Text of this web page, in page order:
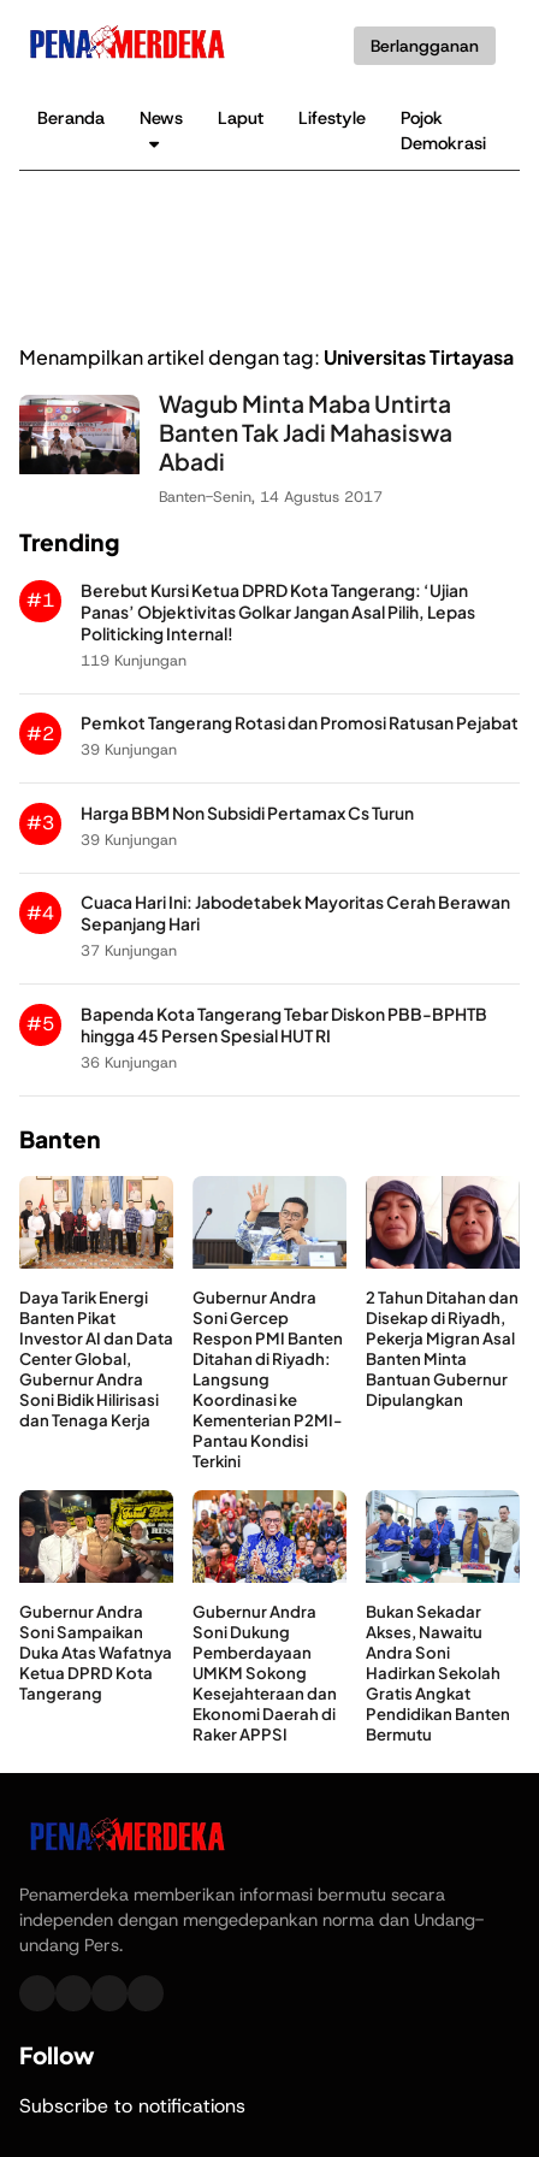
Berlangganan
Beranda News Laput Lifestyle
Pojok
Demokrasi
Menampilkan artikel dengan tag: Universitas Tirtayasa
Wagub Minta Maba Untirta
Banten Tak Jadi Mahasiswa
Abadi
Banten-Senin, 14 Agustus 2017
Trending
#1
Berebut Kursi Ketua DPRD Kota Tangerang: ‘Ujian
Panas’ Objektivitas Golkar Jangan Asal Pilih, Lepas
Politicking Internal!
119 Kunjungan
#2
Pemkot Tangerang Rotasi dan Promosi Ratusan Pejabat
39 Kunjungan
#3
Harga BBM Non Subsidi Pertamax Cs Turun
39 Kunjungan
#4
Cuaca Hari Ini: Jabodetabek Mayoritas Cerah Berawan
Sepanjang Hari
37 Kunjungan
#5
Bapenda Kota Tangerang Tebar Diskon PBB-BPHTB
hingga 45 Persen Spesial HUT RI
36 Kunjungan
Banten
Daya Tarik Energi
Banten Pikat
Investor AI dan Data
Center Global,
Gubernur Andra
Soni Bidik Hilirisasi
dan Tenaga Kerja
Gubernur Andra
Soni Gercep
Respon PMI Banten
Ditahan di Riyadh:
Langsung
Koordinasi ke
Kementerian P2MI-
Pantau Kondisi
Terkini
2 Tahun Ditahan dan
Disekap di Riyadh,
Pekerja Migran Asal
Banten Minta
Bantuan Gubernur
Dipulangkan
Gubernur Andra
Soni Sampaikan
Duka Atas Wafatnya
Ketua DPRD Kota
Tangerang
Gubernur Andra
Soni Dukung
Pemberdayaan
UMKM Sokong
Kesejahteraan dan
Ekonomi Daerah di
Raker APPSI
Bukan Sekadar
Akses, Nawaitu
Andra Soni
Hadirkan Sekolah
Gratis Angkat
Pendidikan Banten
Bermutu
Penamerdeka memberikan informasi bermutu secara
independen dengan mengedepankan norma dan Undang-
undang Pers.
Follow
Subscribe to notifications